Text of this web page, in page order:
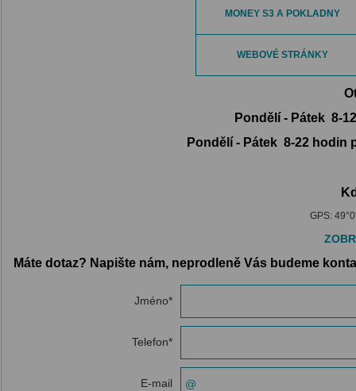
MONEY S3 A POKLADNY
WEBOVÉ STRÁNKY
Pondělí - Pátek 8-
Pondělí - Pátek 8-22 hodin
GPS:
Máte dotaz? Napište nám, neprodleně Vás budeme
Jméno*
Telefon*
E-mail